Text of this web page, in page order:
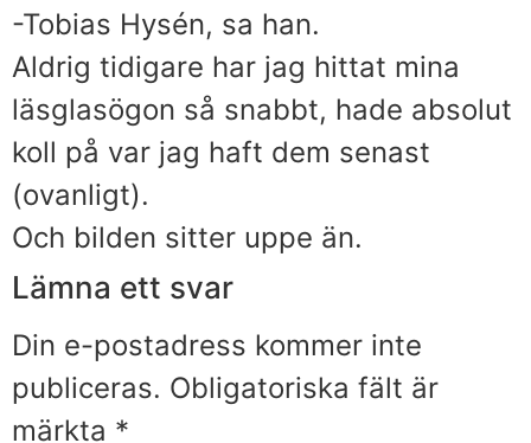
-Tobias Hysén, sa han.
Aldrig tidigare har jag hittat mina
läsglasögon så snabbt, hade absolut
koll på var jag haft dem senast
(ovanligt).
Och bilden sitter uppe än.
Lämna ett svar
Din e-postadress kommer inte
publiceras. Obligatoriska fält är
märkta *